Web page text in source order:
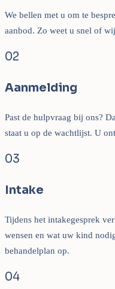
We bellen met u om te
aanbod. Zo weet u snel of
02
Aanmelding
Past de hulpvraag bij ons?
staat u op de wachtlijst. U
03
Intake
Tijdens het intakegesprek
wensen en wat uw kind
behandelplan op.
04